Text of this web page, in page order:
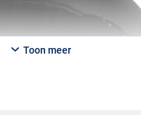
Toon meer